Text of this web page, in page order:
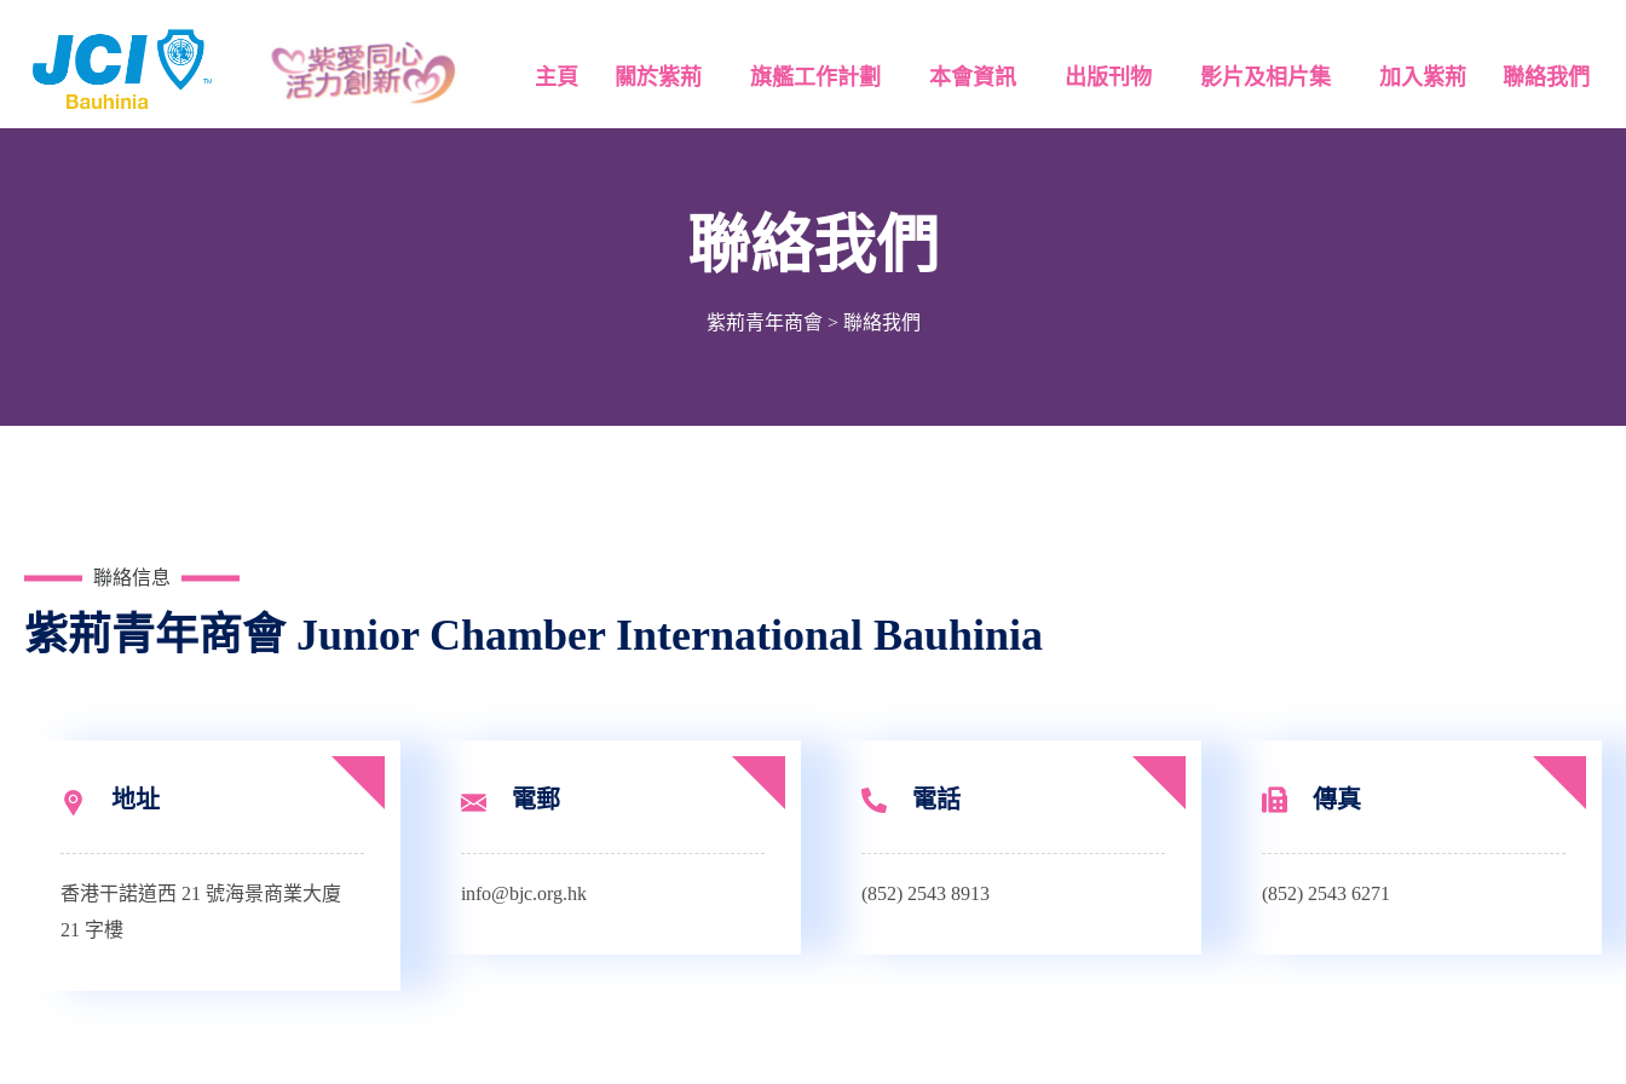
主頁 關於紫荊 旗艦工作計劃 本會資訊 出版刊物 影片及相片集 加入紫荊 聯絡我們
聯絡我們
紫荊青年商會> 聯絡我們
聯絡信息
紫荊青年商會 Junior Chamber International Bauhinia
地址
香港干諾道西 21 號海景商業大廈
21 字樓
電郵
info@bjc.org.hk
電話
(852) 2543 8913
傳真
(852) 2543 6271